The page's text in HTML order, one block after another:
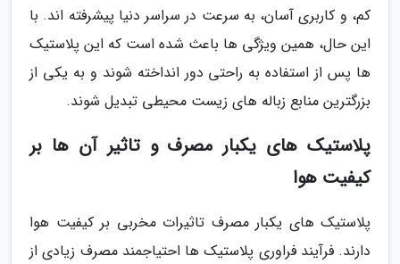
کم، و کاربری آسان، به سرعت در سراسر دنیا پیشرفته اند. با
این حال، همین ویژگی ها باعث شده است که این پلاستیک
ها پس از استفاده به راحتی دور انداخته شوند و به یکی از
بزرگترین منابع زباله های زیست محیطی تبدیل شوند.
پلاستیک های یکبار مصرف و تاثیر آن ها بر
کیفیت هوا
پلاستیک های یکبار مصرف تاثیرات مخربی بر کیفیت هوا
دارند. فرآیند فراوری پلاستیک ها احتیاجمند مصرف زیادی از